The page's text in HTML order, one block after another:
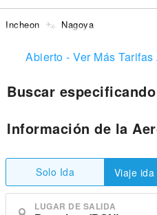
Incheon Nagoya
Abierto - Ver Más
Buscar
Información de la
Solo Ida Viaje ida
LUGAR DE SALIDA